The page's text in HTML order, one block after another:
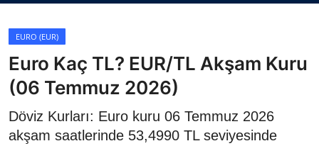
Altın Fiyatları
Döviz Kurları
Fonlar
Kripto Paralar
EURO (EUR)
Euro Kaç TL? EUR/TL Akşam Kuru
(06 Temmuz 2026)
Döviz Kurları: Euro kuru 06 Temmuz 2026
akşam saatlerinde 53,4990 TL seviyesinde